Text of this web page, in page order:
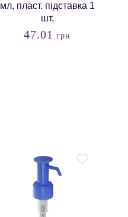
мл, пласт. підставка 1
шт.
47.01 грн